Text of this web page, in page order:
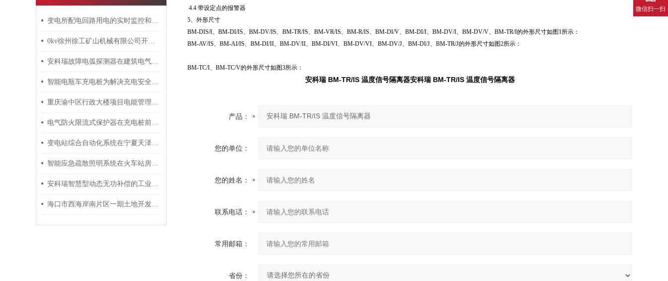
4.4 带设定点的报警器
5、外形尺寸
BM-DIS/I、BM-DI/IS、BM-DV/IS、BM-TR/IS、BM-VR/IS、BM-R/IS、BM-DI/V、BM-DI/I、BM-DV/I、BM-DV/V、BM-TR/I的外形尺寸如图1所示：
BM-AV/IS、BM-AI/IS、BM-DI/II、BM-DV/II、BM-DI/VI、BM-DV/VI、BM-DV/J、BM-DI/J、BM-TR/J的外形尺寸如图2所示：
BM-TC/I、BM-TC/V的外形尺寸如图3所示：
安科瑞 BM-TR/IS 温度信号隔离器安科瑞 BM-TR/IS 温度信号隔离器
产品：
您的单位：
您的姓名：
联系电话：
常用邮箱：
省份：
微信扫一扫